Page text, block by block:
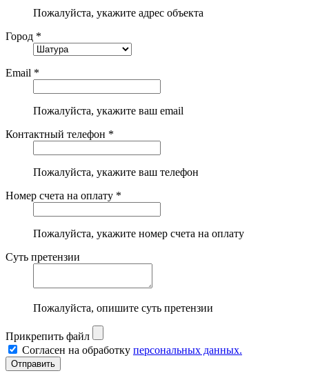
Пожалуйста, укажите адрес объекта
Город *
Email *
Пожалуйста, укажите ваш email
Контактный телефон *
Пожалуйста, укажите ваш телефон
Номер счета на оплату *
Пожалуйста, укажите номер счета на оплату
Суть претензии
Пожалуйста, опишите суть претензии
Прикрепить файл
Согласен на обработку персональных данных.